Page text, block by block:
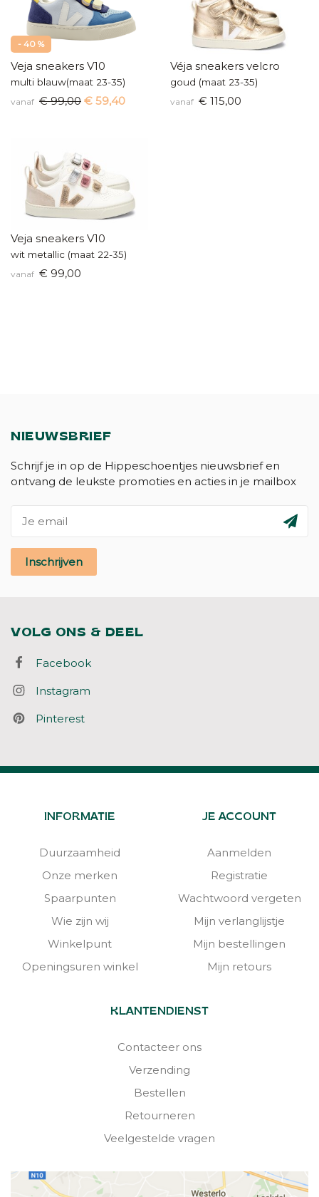
- 40 %
Veja sneakers V10
multi blauw(maat 23-35)
vanaf € 99,00 € 59,40
Véja sneakers velcro
goud (maat 23-35)
vanaf € 115,00
Veja sneakers V10
wit metallic (maat 22-35)
vanaf € 99,00
NIEUWSBRIEF
Schrijf je in op de Hippeschoentjes nieuwsbrief en
ontvang de leukste promoties en acties in je mailbox
Inschrijven
VOLG ONS & DEEL
Facebook
Instagram
Pinterest
INFORMATIE
Duurzaamheid
Onze merken
Spaarpunten
Wie zijn wij
Winkelpunt
Openingsuren winkel
JE ACCOUNT
Aanmelden
Registratie
Wachtwoord vergeten
Mijn verlanglijstje
Mijn bestellingen
Mijn retours
KLANTENDIENST
Contacteer ons
Verzending
Bestellen
Retourneren
Veelgestelde vragen